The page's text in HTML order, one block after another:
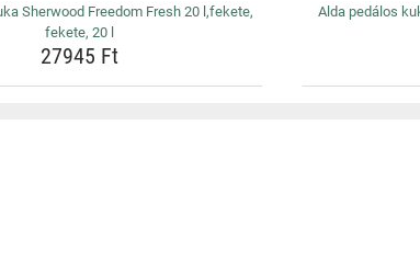
Sherwood Freedom Fresh 20 l,fekete,
fekete, 20 l
27945 Ft
Alda pedálos